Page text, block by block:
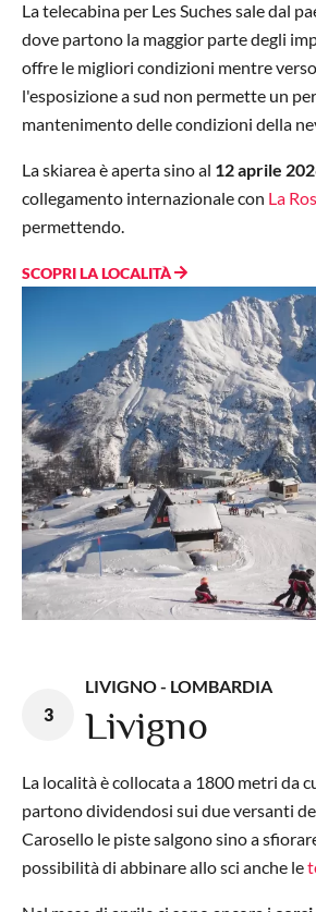
La telecabina per Les Suches sale dal
dove partono la maggior parte degli
offre le migliori condizioni mentre verso
l'esposizione a sud non permette un
mantenimento delle condizioni della
La skiarea è aperta sino al 12 aprile
collegamento internazionale con La
permettendo.
SCOPRI LA LOCALITÀ
3
LIVIGNO - LOMBARDIA
Livigno
La località è collocata a 1800 metri da
partono dividendosi sui due versanti
Carosello le piste salgono sino a
possibilità di abbinare allo sci anche le